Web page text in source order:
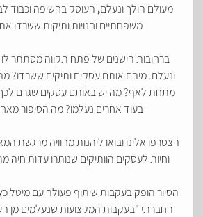
מעולם הולך ונעלם, העוסק בחשיפה וכבוד
משפחתיים וחנויות ותיקות ששרדו
ברחובות הישנים של פתח תקווה מסתתר
ונעלם. מיהם אותם עסקים ותיקים ששרדו?
מתחת לאף? מה יש באותם עסקים שגרם לכך
בעוד אחרים נעלמו? מה הסיפור
הצטרפו אלינו ובואו ליהנות מחוויה מרגשת
וחיות לעסקים הוותיקים שנותרו עדות
הסיור הופק בעקבות שיתוף פעולה עם מיטל
החברתי "בעקבות המקצועות שנעלמים מן